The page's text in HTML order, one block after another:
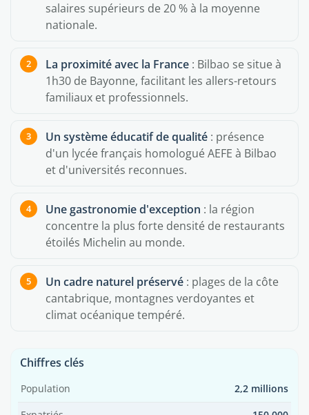
salaires supérieurs de 20 % à la moyenne
nationale.
La proximité avec la France : Bilbao se situe à
1h30 de Bayonne, facilitant les allers-retours
familiaux et professionnels.
Un système éducatif de qualité : présence
d'un lycée français homologué AEFE à Bilbao
et d'universités reconnues.
Une gastronomie d'exception : la région
concentre la plus forte densité de restaurants
étoilés Michelin au monde.
Un cadre naturel préservé : plages de la côte
cantabrique, montagnes verdoyantes et
climat océanique tempéré.
Chiffres clés
Population 2,2 millions